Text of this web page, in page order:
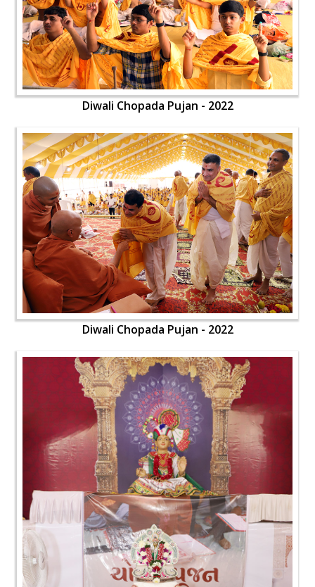
Diwali Chopada Pujan - 2022
Diwali Chopada Pujan - 2022